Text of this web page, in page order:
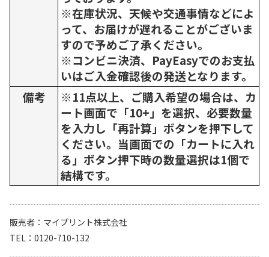
※在庫状況、天候や交通事情などによ
って、お届けが遅れることがございま
すので予めご了承ください。
※コンビニ決済、PayEasyでのお支払
いはご入金確認後の発送となります。
備考
※11点以上、ご購入希望の場合は、カ
ート画面で「10+」を選択、必要数量
を入力し「再計算」ボタンを押下して
ください。当画面での「カートに入れ
る」ボタン押下時の数量選択は1個で
結構です。
販売者
マイプリント株式会社
TEL
0120-710-132